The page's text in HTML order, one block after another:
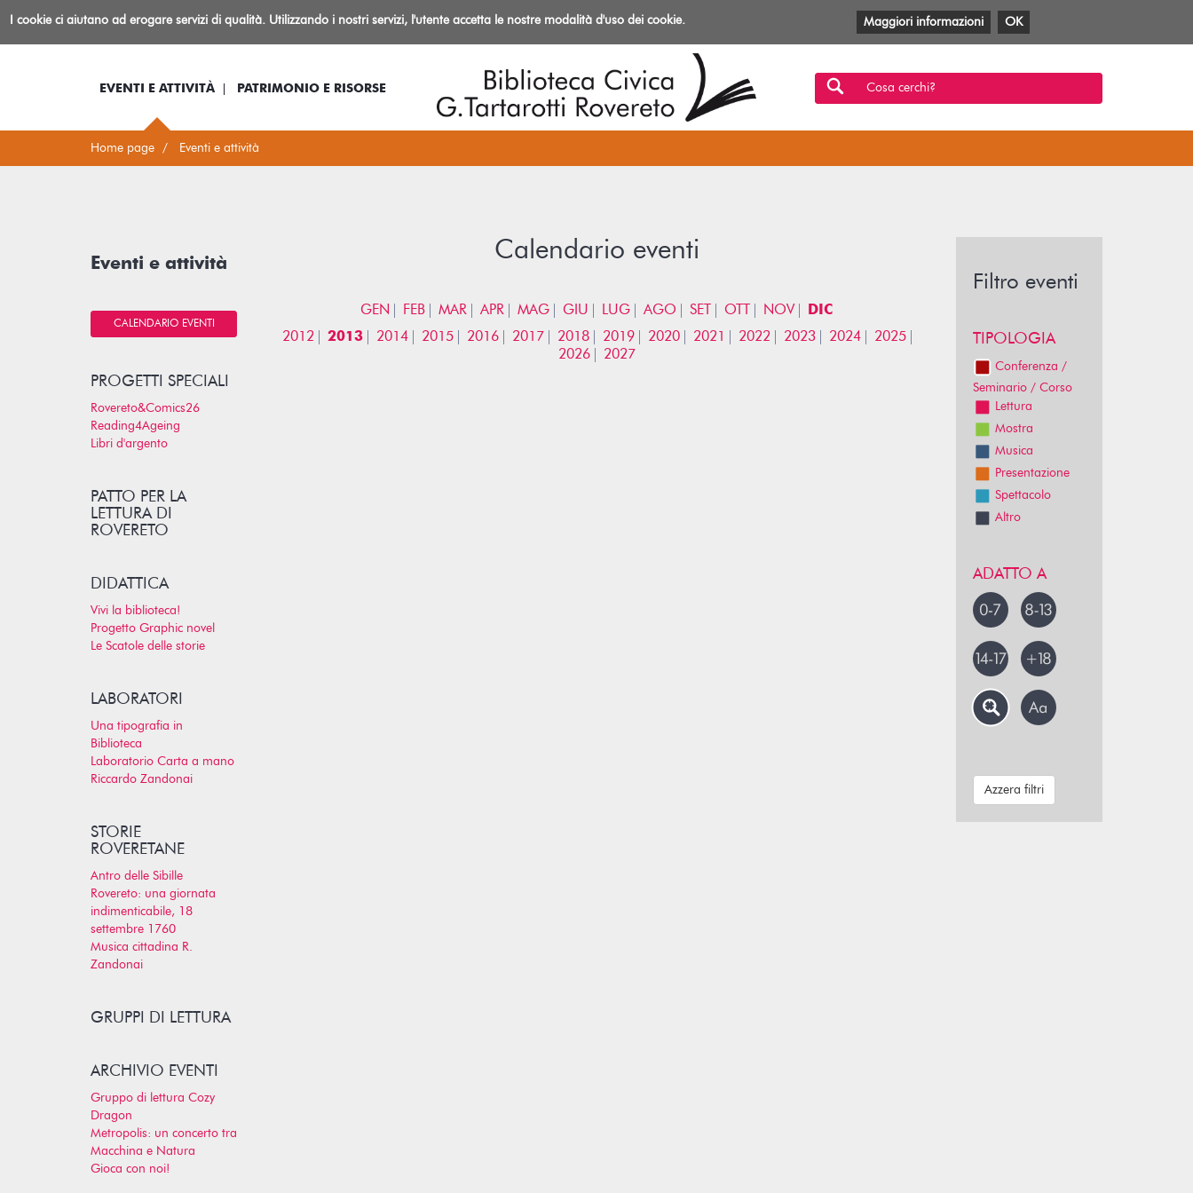
BibliotecaIo sono... Log-in Informazioni
Facebook
TwitterYouTube
Anobii
SBTMlol
EVENTI E ATTIVITÀ PATRIMONIO E RISORSE Cosa cerchi?
Home page Eventi e attività
Calendario eventi
GEN FEB MAR APR MAG GIU LUG AGO SET OTT NOV
DIC
2012
2013 2014 2015 2016 2017 2018 2019 2020 2021 2022 2023 2024
2025
2026
2027
Eventi e attività
CALENDARIO EVENTI
PROGETTI SPECIALI
Rovereto&Comics26
Reading4Ageing
Libri d'argento
PATTO PER LA
LETTURA DI
ROVERETO
DIDATTICA
Vivi la biblioteca!
Progetto Graphic novel
Le Scatole delle storie
LABORATORI
Una tipografia in
Biblioteca
Laboratorio Carta a mano
Riccardo Zandonai
STORIE
ROVERETANE
Antro delle Sibille
Rovereto: una giornata
indimenticabile, 18
settembre 1760
Musica cittadina R.
Zandonai
GRUPPI DI LETTURA
ARCHIVIO EVENTI
Gruppo di lettura Cozy
Dragon
Metropolis: un concerto tra
Macchina e Natura
Gioca con noi!
Filtro eventi
TIPOLOGIA
Conferenza /
Seminario / Corso
Lettura
Mostra
Musica
Presentazione
Spettacolo
Altro
ADATTO A
Azzera filtri
I cookie ci aiutano ad erogare servizi di qualità. Utilizzando i nostri servizi, l'utente accetta le nostre modalità d'uso dei cookie. Maggiori informazioni OK